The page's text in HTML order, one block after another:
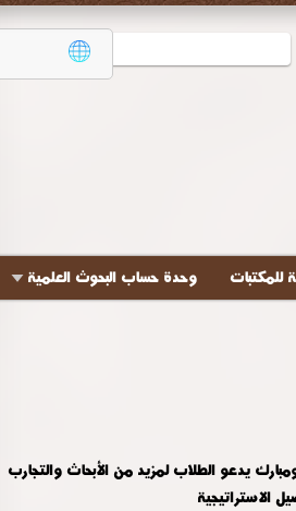
للمكتبات وحدة حساب البحوث العلمية
يدعو الطلاب لمزيد من الأبحاث والتجارب
الاستراتيجية